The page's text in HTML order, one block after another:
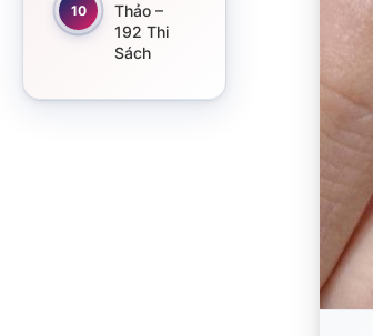
10
Thảo –
192 Thi
Sách